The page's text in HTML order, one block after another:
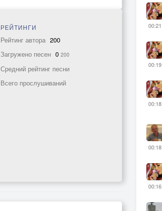
РЕЙТИНГИ
Рейтинг автора 200
Загружено песен 0 200
Средний рейтинг песни
Всего прослушиваний
00:21
00:19
00:18
00:18
00:16